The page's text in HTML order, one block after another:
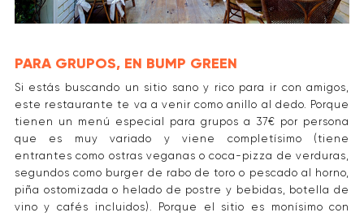
PARA GRUPOS, EN BUMP GREEN
Si estás buscando un sitio sano y rico para ir con amigos,
este restaurante te va a venir como anillo al dedo. Porque
tienen un menú especial para grupos a 37€ por persona
que es muy variado y viene completísimo (tiene
entrantes como ostras veganas o coca-pizza de verduras,
segundos como burger de rabo de toro o pescado al horno,
piña ostomizada o helado de postre y bebidas, botella de
vino y cafés incluidos). Porque el sitio es monísimo con